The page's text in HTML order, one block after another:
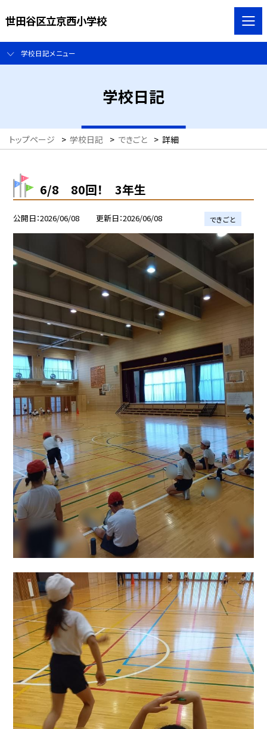
世田谷区立京西小学校
学校日記メニュー
学校日記
トップページ > 学校日記 > できごと > 詳細
6/8 80回！ 3年生
公開日 2026/06/08 更新日 2026/06/08 できごと